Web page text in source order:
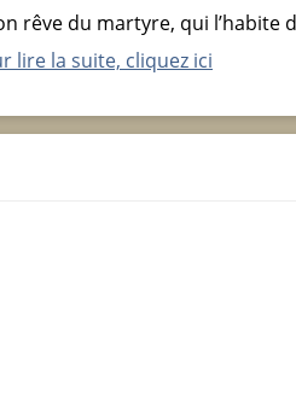
rêve du martyre, qui l’habite
lire la suite, cliquez ici